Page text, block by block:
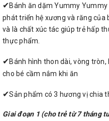
✔Bánh ăn dặm Yummy
phát triển hệ xương và răng của
và là chất xúc tác giúp trẻ hấp
thực phẩm.
✔Bánh hình thon dài, vòng tròn,
cho bé cầm nắm khi ăn
✔Sản phẩm có 3 hương vị chia
Giai đoạn 1 (cho trẻ từ 7 tháng